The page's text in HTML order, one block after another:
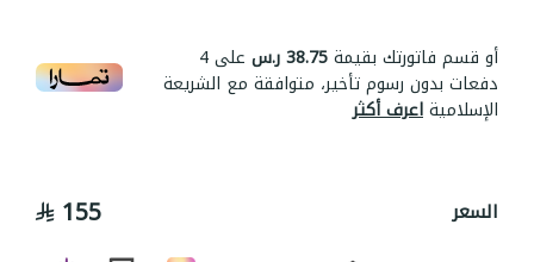
أو قسم فاتورتك بقيمة38.75 ر.س على4
دفعات بدون رسوم تأخير، متوافقة مع الشريعة
الإسلاميةاعرف أكثر
السعر 155